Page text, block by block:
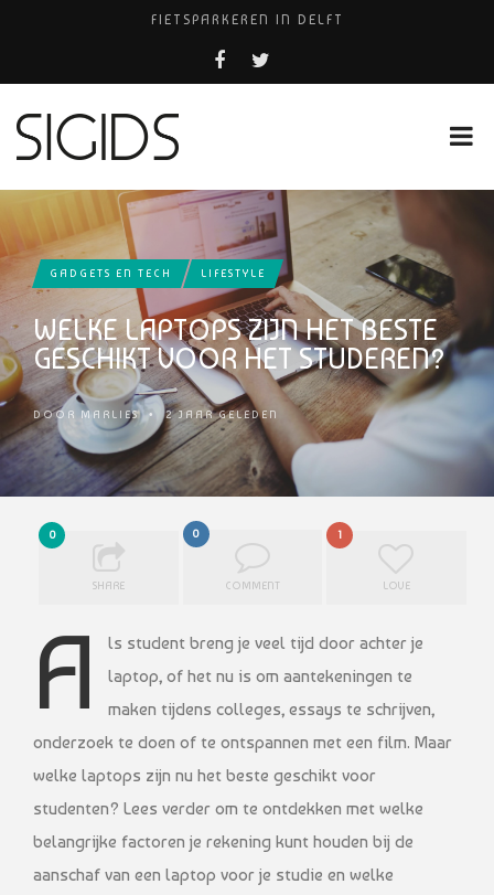
FIETSPARKEREN IN DELFT
PIZZERIA POMPEÏ ￼
BELEEF DE MAGIE VAN FILM BIJ KINEPOLIS
GADGETS EN TECH LIFESTYLE
WELKE LAPTOPS ZIJN HET BESTE
GESCHIKT VOOR HET STUDEREN?
DOOR MARLIES • 2 JAAR GELEDEN
0
SHARE
0
COMMENT
1
LOVE
A
ls student breng je veel tijd door achter je
laptop, of het nu is om aantekeningen te
maken tijdens colleges, essays te schrijven,
onderzoek te doen of te ontspannen met een film. Maar
welke laptops zijn nu het beste geschikt voor
studenten? Lees verder om te ontdekken met welke
belangrijke factoren je rekening kunt houden bij de
aanschaf van een laptop voor je studie en welke